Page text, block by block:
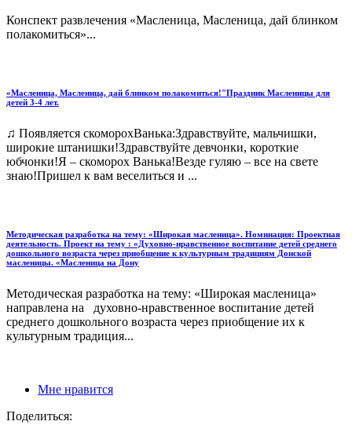
Конспект развлечения «Масленица, Масленица, дай блинком
полакомиться»...
«Масленица, Масленица, дай блинком полакомиться!"Праздник Масленицы для
детей 3-4 лет.
♫ Появляется скоморохВанька:Здравствуйте, мальчишки,
широкие штанишки!Здравствуйте девчонки, короткие
юбчонки!Я – скоморох Ванька!Везде гуляю – все на свете
знаю!Пришел к вам веселиться и ...
Методическая разработка на тему: «Широкая масленица». Номинация: Проектная
деятельность. Проект на тему : «Духовно-нравственное воспитание детей среднего
дошкольного возраста через приобщение к культурным традициям Донской
масленицы. «Масленица на Дону
Методическая разработка на тему: «Широкая масленица»
направлена на духовно-нравственное воспитание детей
среднего дошкольного возраста через приобщение их к
культурным традиция...
Мне нравится
Поделиться: